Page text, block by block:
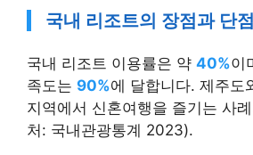
국내 리조트의 장점과 단점
국내 리조트 이용률은 약 40%이
족도는 90%에 달합니다. 제주도
지역에서 신혼여행을 즐기는 사
처: 국내관광통계 2023).